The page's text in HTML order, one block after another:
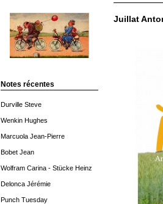
Notes récentes
Durville Steve
Wenkin Hughes
Marcuola Jean-Pierre
Bobet Jean
Wolfram Carina - Stücke Heinz
Delonca Jérémie
Punch Tuesday
Juillat